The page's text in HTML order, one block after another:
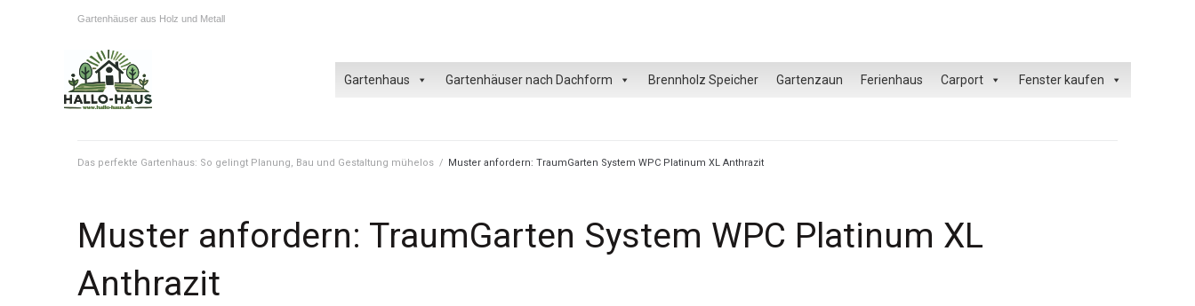
Gartenhäuser aus Holz und Metall
Gartenhaus Gartenhäuser nach Dachform Brennholz Speicher Gartenzaun Ferienhaus Carport Fenster kaufen
Das perfekte Gartenhaus: So gelingt Planung, Bau und Gestaltung mühelos / Muster anfordern: TraumGarten System WPC Platinum XL Anthrazit
Muster anfordern: TraumGarten System WPC Platinum XL
Anthrazit